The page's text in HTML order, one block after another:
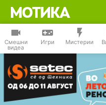
Смешни
видеа
Игри Мистерии